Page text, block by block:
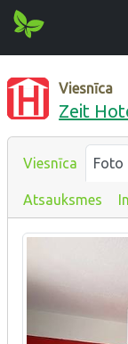
Viesnīca
Zeit
Viesnīca Foto
Atsauksmes